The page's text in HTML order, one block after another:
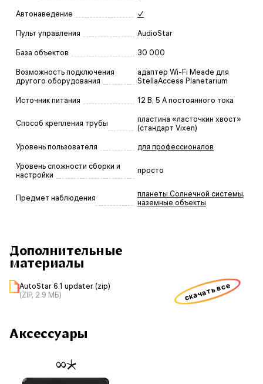
Автонаведение ✓
Пульт управления AudioStar
База объектов 30 000
Возможность подключения
другого оборудования
адаптер Wi-Fi Meade для
StellaAccess Planetarium
Источник питания 12 В, 5 A постоянного тока
Способ крепления трубы
пластина «ласточкин хвост»
(стандарт Vixen)
Уровень пользователя для профессионалов
Уровень сложности сборки и
настройки
просто
Предмет наблюдения планеты Солнечной системы,
наземные объекты
Дополнительные
материалы
AutoStar 6.1 updater (zip)
(ZIP, 2.9 МБ)
скачать все
Аксессуары